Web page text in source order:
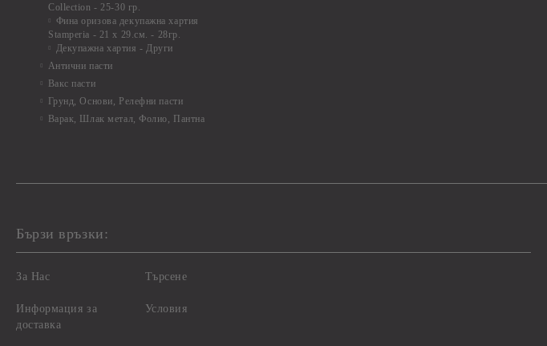
Collection - 25-30 гр.
Фина оризова декупажна хартия
Stamperia - 21 х 29.см. - 28гр.
Декупажна хартия - Други
Антични пасти
Вакс пасти
Грунд, Основи, Релефни пасти
Варак, Шлак метал, Фолио, Пантна
Бързи връзки:
За Нас
Информация за
доставка
Търсене
Условия